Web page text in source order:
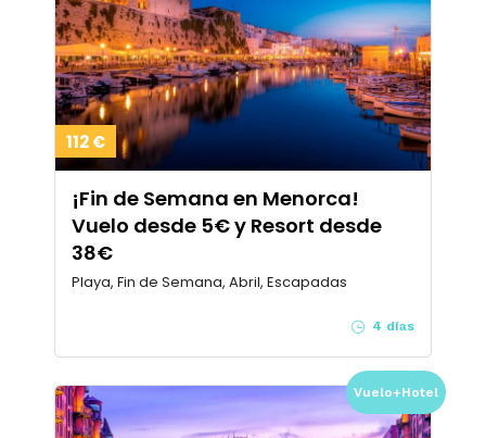
112 €
¡Fin de Semana en Menorca!
Vuelo desde 5€ y Resort desde
38€
Playa, Fin de Semana, Abril, Escapadas
4 días
Vuelo+Hotel